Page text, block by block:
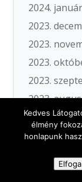
2024. január
2023.
2023.
2023.
2023.
2023.
2023. július
2023. június
2023. április
Kedves
élmény
honlapunk